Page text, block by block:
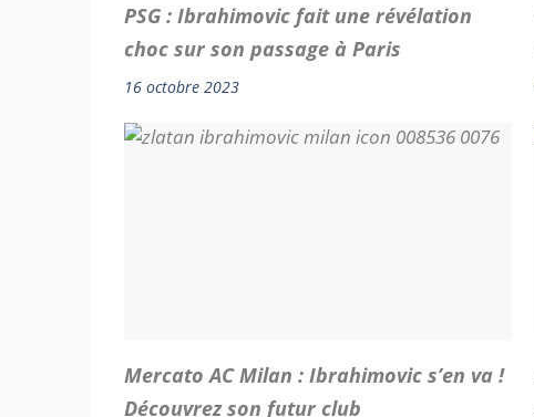
PSG : Ibrahimovic fait une révélation
choc sur son passage à Paris
16 octobre 2023
Mercato AC Milan : Ibrahimovic s’en va !
Découvrez son futur club